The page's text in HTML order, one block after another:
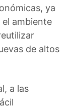
ya
el ambiente
de altos
a las